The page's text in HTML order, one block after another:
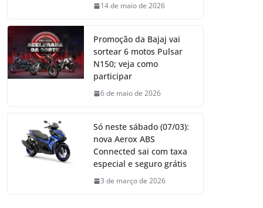
14 de maio de 2026
Promoção da Bajaj vai
sortear 6 motos Pulsar
N150; veja como
participar
6 de maio de 2026
Só neste sábado (07/03):
nova Aerox ABS
Connected sai com taxa
especial e seguro grátis
3 de março de 2026